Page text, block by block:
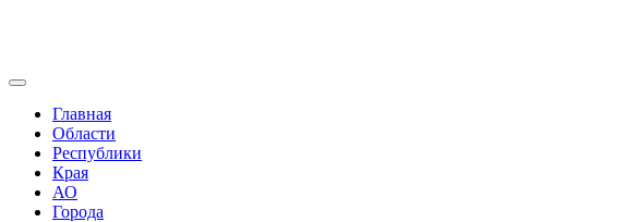
Главная
Области
Республики
Края
АО
Города